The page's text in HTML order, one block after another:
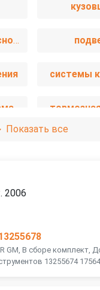
пассивная безопасность
системы
Показать все
2006
GM, В сборе комплект,
13255674